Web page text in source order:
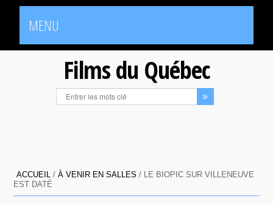
MENU
Films du Québec
ACCUEIL /À VENIR EN SALLES / LE BIOPIC SUR VILLENEUVE
EST DATÉ